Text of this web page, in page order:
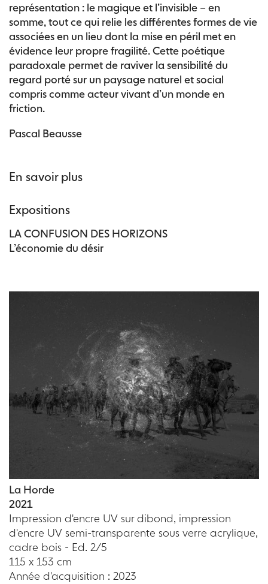
La Horde
2021
Impression d'encre UV sur dibond, impression
d'encre UV semi-transparente sous verre acrylique,
cadre bois - Ed. 2/5
115 x 153 cm
Année d'acquisition : 2023
représentation : le magique et l’invisible – en
somme, tout ce qui relie les différentes formes de vie
associées en un lieu dont la mise en péril met en
évidence leur propre fragilité. Cette poétique
paradoxale permet de raviver la sensibilité du
regard porté sur un paysage naturel et social
compris comme acteur vivant d’un monde en
friction.
Pascal Beausse
En savoir plus
Expositions
LA CONFUSION DES HORIZONS
L’économie du désir